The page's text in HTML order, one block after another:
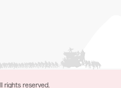
rights reserved.